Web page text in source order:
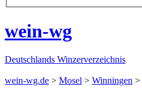
wein-wg
Deutschlands Winzerverzeichnis
wein-wg.de > Mosel > Winningen >